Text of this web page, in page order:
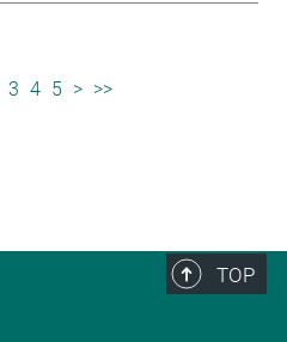
3 4 5 > >>
TOP